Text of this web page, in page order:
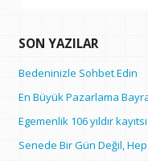
SON YAZILAR
Bedeninizle Sohbet Edin
En Büyük Pazarlama
Egemenlik 106 yıldır
Senede Bir Gün Değil, Hep